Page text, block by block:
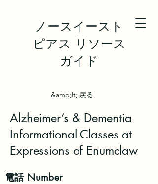
ノースイースト
ピアス リソース
ガイド
&amp;lt; 戻る
Alzheimer’s & Dementia
Informational Classes at
Expressions of Enumclaw
電話Number